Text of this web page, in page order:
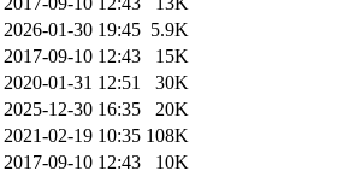
2026-01-30 19:45 5.9K
2017-09-10 12:43
15K
2020-01-31 12:51
30K
2025-12-30 16:35
20K
2021-02-19 10:35 108K
2017-09-10 12:43
10K